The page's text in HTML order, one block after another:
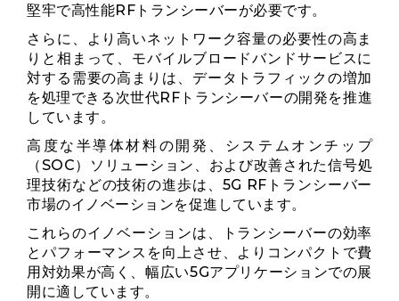
堅牢で高性能RFトランシーバーが必要です。
さらに、より高いネットワーク容量の必要性の高ま
りと相まって、モバイルブロードバンドサービスに
対する需要の高まりは、データトラフィックの増加
を処理できる次世代RFトランシーバーの開発を推進
しています。
高度な半導体材料の開発、システムオンチップ
（SOC）ソリューション、および改善された信号処
理技術などの技術の進歩は、5G RFトランシーバー
市場のイノベーションを促進しています。
これらのイノベーションは、トランシーバーの効率
とパフォーマンスを向上させ、よりコンパクトで費
用対効果が高く、幅広い5Gアプリケーションでの展
開に適しています。